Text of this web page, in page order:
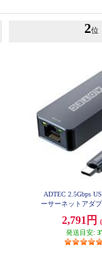
2位
ADTEC 2.5Gbps
ーサーネットアダ
2,791円
発送目安: 3